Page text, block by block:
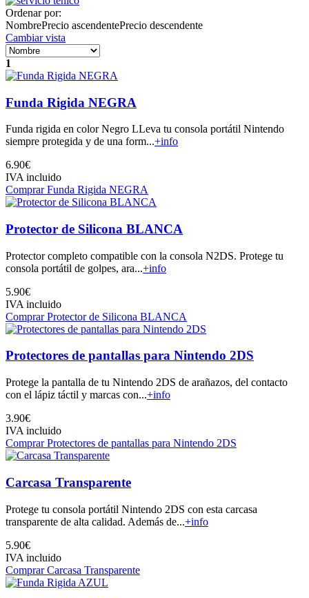
Ordenar por:
NombrePrecio ascendentePrecio descendente
Cambiar vista
1
Funda Rigida NEGRA
Funda rigida en color Negro LLeva tu consola portátil Nintendo
siempre protegida y de una form...+info
6.90€
IVA incluido
Comprar Funda Rigida NEGRA
Protector de Silicona BLANCA
Protector completo compatible con la consola N2DS. Protege tu
consola portátil de golpes, ara...+info
5.90€
IVA incluido
Comprar Protector de Silicona BLANCA
Protectores de pantallas para Nintendo 2DS
Protege la pantalla de tu Nintendo 2DS de arañazos, del contacto
con el lápiz táctil y marcas con...+info
3.90€
IVA incluido
Comprar Protectores de pantallas para Nintendo 2DS
Carcasa Transparente
Protege tu consola portátil Nintendo 2DS con esta carcasa
transparente de alta calidad. Además de...+info
5.90€
IVA incluido
Comprar Carcasa Transparente